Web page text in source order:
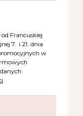
Francuskiej
7. i 21. dnia
w
.